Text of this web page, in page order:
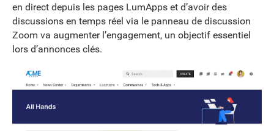
en direct depuis les pages LumApps et d’avoir des
discussions en temps réel via le panneau de discussion
Zoom va augmenter l’engagement, un objectif essentiel
lors d’annonces clés.